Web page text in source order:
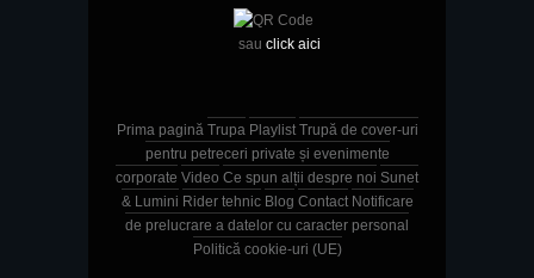
sau click aici
Prima pagină Trupa Playlist Trupă de cover-uri
pentru petreceri private și evenimente
corporate Video Ce spun alții despre noi Sunet
& Lumini Rider tehnic Blog Contact Notificare
de prelucrare a datelor cu caracter personal
Politică cookie-uri (UE)